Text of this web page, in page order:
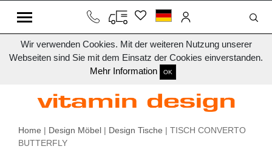
Wir verwenden Cookies. Mit der weiteren Nutzung unserer
Webseiten sind Sie mit dem Einsatz der Cookies einverstanden.
Mehr Information
OK
Home | Design Möbel | Design Tische | TISCH CONVERTO
BUTTERFLY